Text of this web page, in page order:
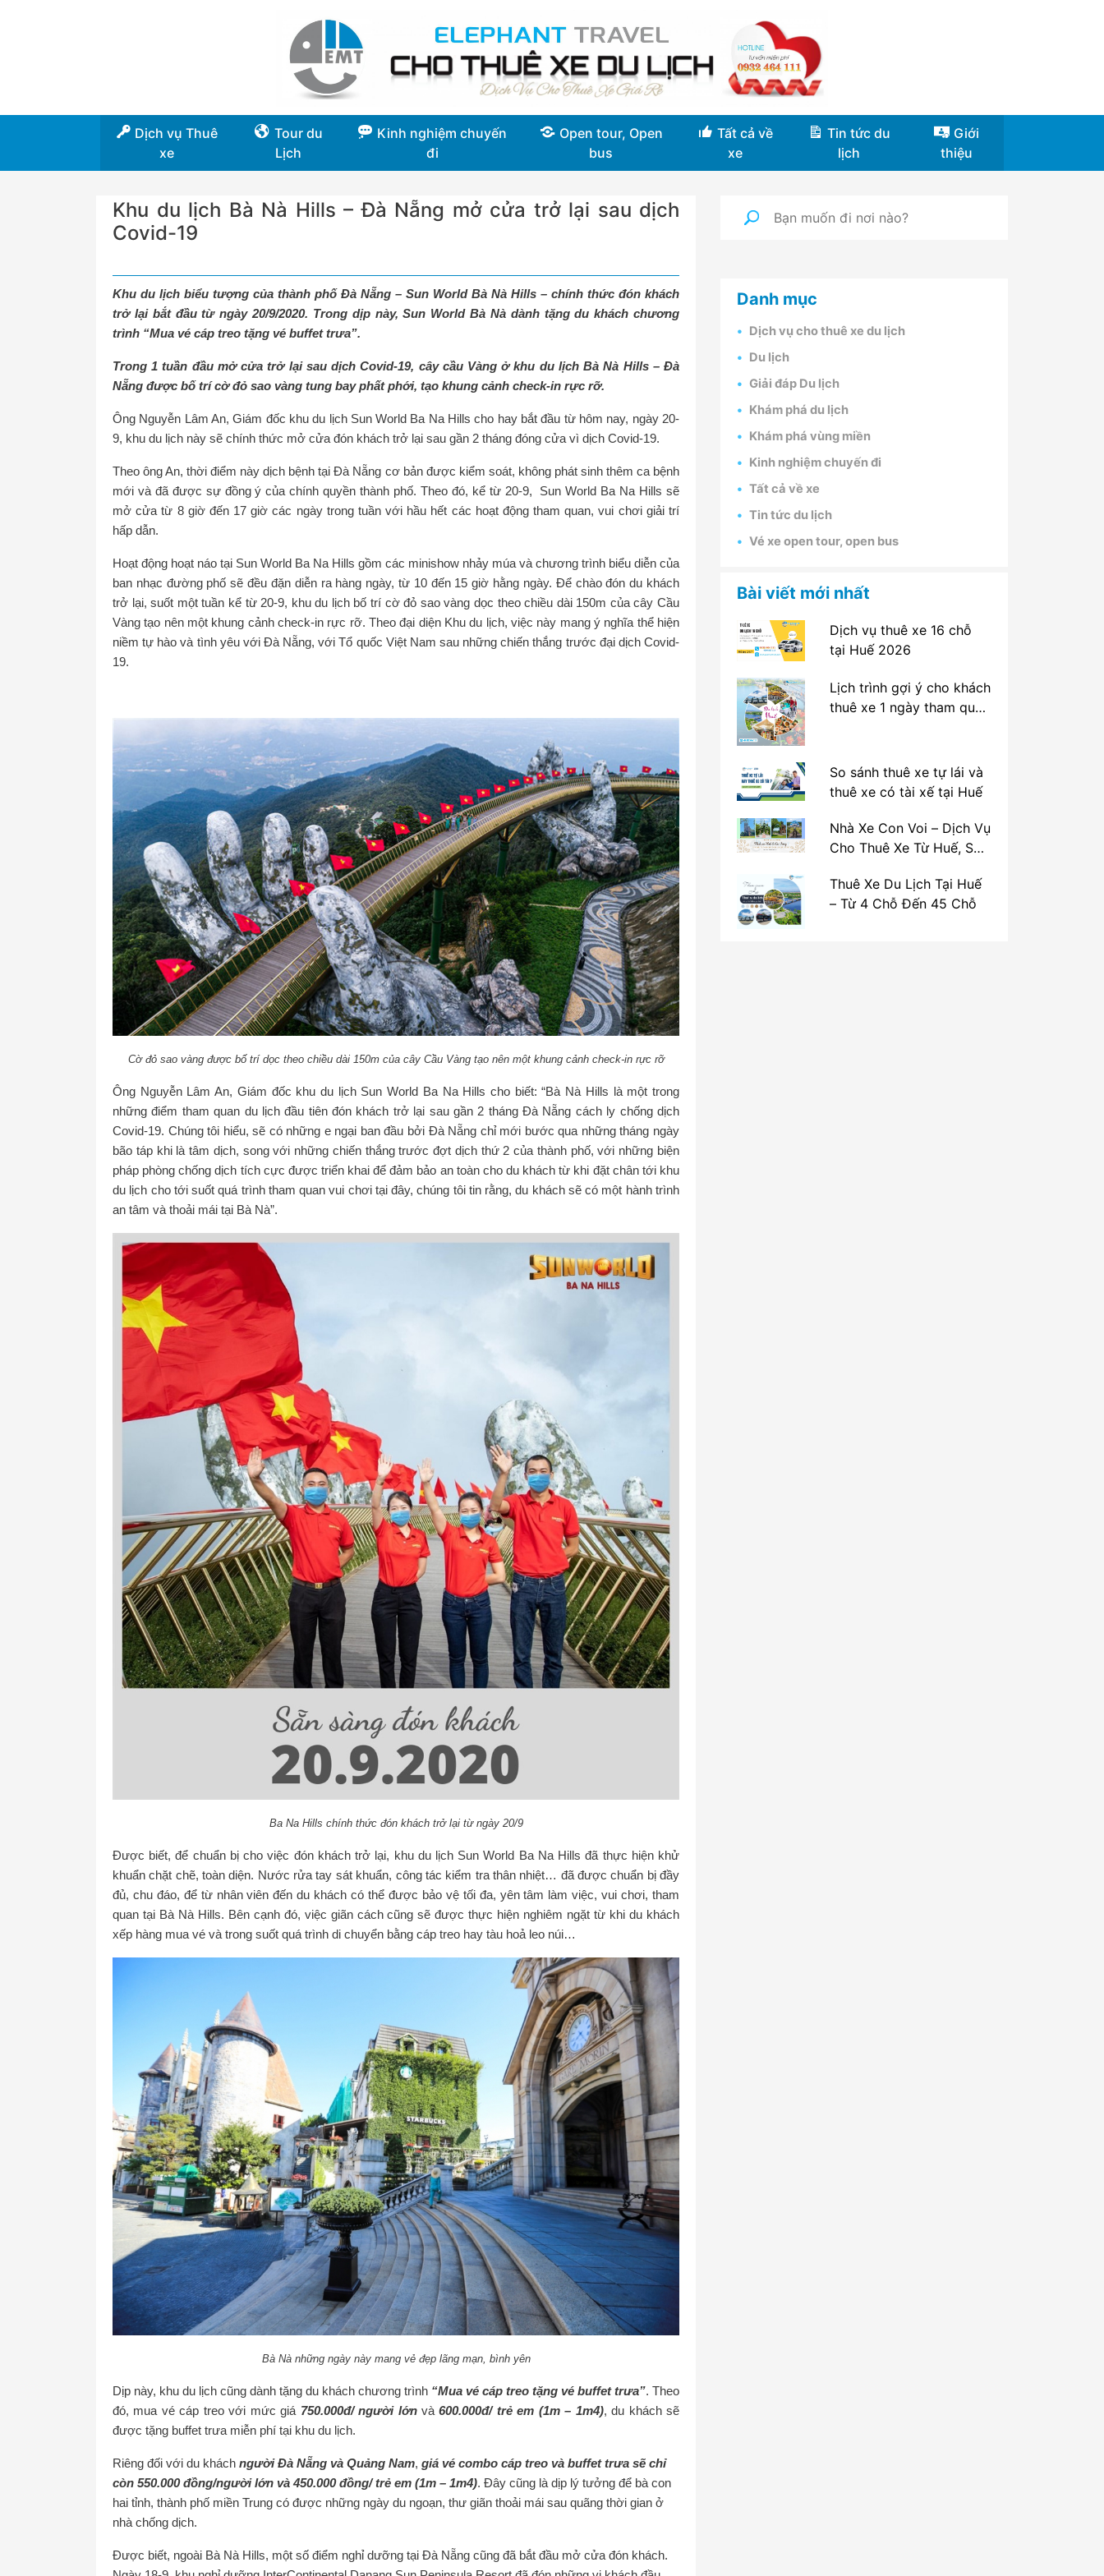
Dịch vụ Thuê
xe
Tour du
Lịch
Kinh nghiệm chuyến
đi
Open tour, Open
bus
Tất cả về
xe
Tin tức du
lịch
Giới
thiệu
Khu du lịch Bà Nà Hills – Đà Nẵng mở cửa trở lại sau dịch
Covid-19
Khu du lịch biểu tượng của thành phố Đà Nẵng – Sun World Bà Nà Hills – chính thức đón khách
trở lại bắt đầu từ ngày 20/9/2020. Trong dịp này, Sun World Bà Nà dành tặng du khách chương
trình “Mua vé cáp treo tặng vé buffet trưa”.
Trong 1 tuần đầu mở cửa trở lại sau dịch Covid-19, cây cầu Vàng ở khu du lịch Bà Nà Hills – Đà
Nẵng được bố trí cờ đỏ sao vàng tung bay phất phới, tạo khung cảnh check-in rực rỡ.
Ông Nguyễn Lâm An, Giám đốc khu du lịch Sun World Ba Na Hills cho hay bắt đầu từ hôm nay, ngày 20-
9, khu du lịch này sẽ chính thức mở cửa đón khách trở lại sau gần 2 tháng đóng cửa vì dịch Covid-19.
Theo ông An, thời điểm này dịch bệnh tại Đà Nẵng cơ bản được kiểm soát, không phát sinh thêm ca bệnh
mới và đã được sự đồng ý của chính quyền thành phố. Theo đó, kể từ 20-9, Sun World Ba Na Hills sẽ
mở cửa từ 8 giờ đến 17 giờ các ngày trong tuần với hầu hết các hoạt động tham quan, vui chơi giải trí
hấp dẫn.
Hoạt động hoạt náo tại Sun World Ba Na Hills gồm các minishow nhảy múa và chương trình biểu diễn của
ban nhạc đường phố sẽ đều đặn diễn ra hàng ngày, từ 10 đến 15 giờ hằng ngày. Để chào đón du khách
trở lại, suốt một tuần kể từ 20-9, khu du lịch bố trí cờ đỏ sao vàng dọc theo chiều dài 150m của cây Cầu
Vàng tạo nên một khung cảnh check-in rực rỡ. Theo đại diện Khu du lịch, việc này mang ý nghĩa thể hiện
niềm tự hào và tình yêu với Đà Nẵng, với Tổ quốc Việt Nam sau những chiến thắng trước đại dịch Covid-
19.
Cờ đỏ sao vàng được bố trí dọc theo chiều dài 150m của cây Cầu Vàng tạo nên một khung cảnh check-in rực rỡ
Ông Nguyễn Lâm An, Giám đốc khu du lịch Sun World Ba Na Hills cho biết: “Bà Nà Hills là một trong
những điểm tham quan du lịch đầu tiên đón khách trở lại sau gần 2 tháng Đà Nẵng cách ly chống dịch
Covid-19. Chúng tôi hiểu, sẽ có những e ngại ban đầu bởi Đà Nẵng chỉ mới bước qua những tháng ngày
bão táp khi là tâm dịch, song với những chiến thắng trước đợt dịch thứ 2 của thành phố, với những biện
pháp phòng chống dịch tích cực được triển khai để đảm bảo an toàn cho du khách từ khi đặt chân tới khu
du lịch cho tới suốt quá trình tham quan vui chơi tại đây, chúng tôi tin rằng, du khách sẽ có một hành trình
an tâm và thoải mái tại Bà Nà”.
Ba Na Hills chính thức đón khách trở lại từ ngày 20/9
Được biết, để chuẩn bị cho việc đón khách trở lại, khu du lịch Sun World Ba Na Hills đã thực hiện khử
khuẩn chặt chẽ, toàn diện. Nước rửa tay sát khuẩn, công tác kiểm tra thân nhiệt… đã được chuẩn bị đầy
đủ, chu đáo, để từ nhân viên đến du khách có thể được bảo vệ tối đa, yên tâm làm việc, vui chơi, tham
quan tại Bà Nà Hills. Bên cạnh đó, việc giãn cách cũng sẽ được thực hiện nghiêm ngặt từ khi du khách
xếp hàng mua vé và trong suốt quá trình di chuyển bằng cáp treo hay tàu hoả leo núi…
Bà Nà những ngày này mang vẻ đẹp lãng mạn, bình yên
Dịp này, khu du lịch cũng dành tặng du khách chương trình “Mua vé cáp treo tặng vé buffet trưa”. Theo
đó, mua vé cáp treo với mức giá 750.000đ/ người lớnvà600.000đ/ trẻ em (1m – 1m4), du khách sẽ
được tặng buffet trưa miễn phí tại khu du lịch.
Riêng đối với du khách người Đà Nẵng và Quảng Nam, giá vé combo cáp treo và buffet trưa sẽ chỉ
còn 550.000 đồng/người lớn và 450.000 đồng/ trẻ em (1m – 1m4). Đây cũng là dịp lý tưởng để bà con
hai tỉnh, thành phố miền Trung có được những ngày du ngoạn, thư giãn thoải mái sau quãng thời gian ở
nhà chống dịch.
Được biết, ngoài Bà Nà Hills, một số điểm nghỉ dưỡng tại Đà Nẵng cũng đã bắt đầu mở cửa đón khách.
Danh mục
Dịch vụ cho thuê xe du lịch
Du lịch
Giải đáp Du lịch
Khám phá du lịch
Khám phá vùng miền
Kinh nghiệm chuyến đi
Tất cả về xe
Tin tức du lịch
Vé xe open tour, open bus
Bài viết mới nhất
Dịch vụ thuê xe 16 chỗ
tại Huế 2026
Lịch trình gợi ý cho khách
thuê xe 1 ngày tham quan
So sánh thuê xe tự lái và
thuê xe có tài xế tại Huế
Nhà Xe Con Voi – Dịch Vụ
Cho Thuê Xe Từ Huế, Sân
La Vang
Thuê Xe Du Lịch Tại Huế
– Từ 4 Chỗ Đến 45 Chỗ